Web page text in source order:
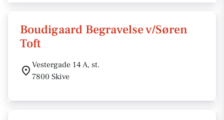
Boudigaard Begravelse v/Søren
Toft
Vestergade 14 A, st.
7800 Skive